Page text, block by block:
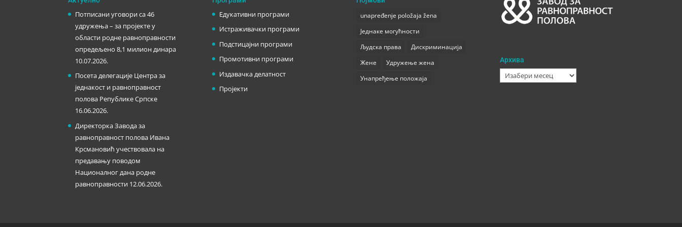
Потписани уговори са 46
удружења – за пројекте у
области родне равноправности
опредељено 8,1 милион динара
10.07.2026.
Посета делегације Центра за
једнакост и равноправност
полова Републике Српске
16.06.2026.
Директорка Завода за
равноправност полова Ивана
Крсмановић учествовала на
предавању поводом
Националног дана родне
равноправности 12.06.2026.
Едукативни програми
Истраживачки програми
Подстицајни програми
Промотивни програми
Издавачка делатност
Пројекти
unapređenje položaja žena
Једнаке могућности
Људска права
Дискриминација
Жене
Удружење жена
Унапређење положаја
Архива
Архива